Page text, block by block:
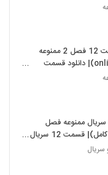
دانلود قسمت 12 فصل 2 ممنوعه
(کامل)(online)| دانلود قسمت
دوم ممنوعه (قانونی)
قسمت 12 سریال ممنوعه فصل
2(قانونی)(کامل)| قسمت 12 سریال
سریال